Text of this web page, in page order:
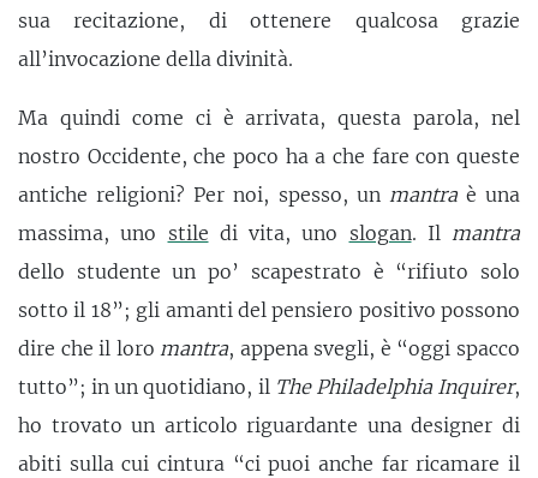
sua recitazione, di ottenere qualcosa grazie
all’invocazione della divinità.
Ma quindi come ci è arrivata, questa parola, nel
nostro Occidente, che poco ha a che fare con queste
antiche religioni? Per noi, spesso, un mantraè una
massima, uno stile di vita, uno slogan. Il mantra
dello studente un po’ scapestrato è “rifiuto solo
sotto il 18”; gli amanti del pensiero positivo possono
dire che il loromantra, appena svegli, è “oggi spacco
tutto”; in un quotidiano, il The Philadelphia Inquirer,
ho trovato un articolo riguardante una designer di
abiti sulla cui cintura “ci puoi anche far ricamare il